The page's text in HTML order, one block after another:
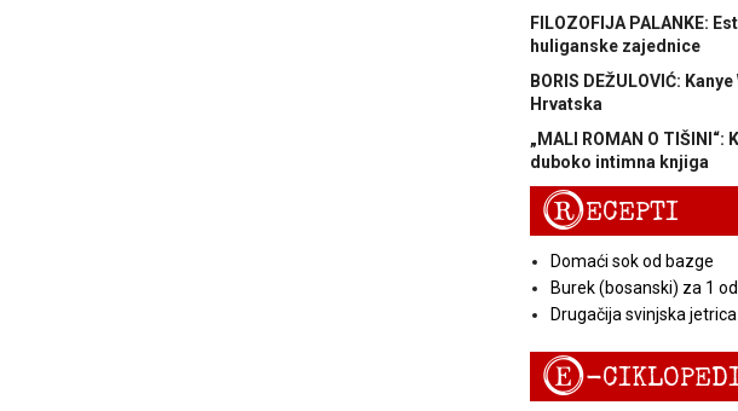
FILOZOFIJA PALANKE:
huliganske zajednice
BORIS DEŽULOVIĆ:
Hrvatska
„MALI ROMAN O
duboko intimna knjiga
RECEPTI
Domaći sok od bazge
Burek (bosanski) za 1
Drugačija svinjska jetrica
E-